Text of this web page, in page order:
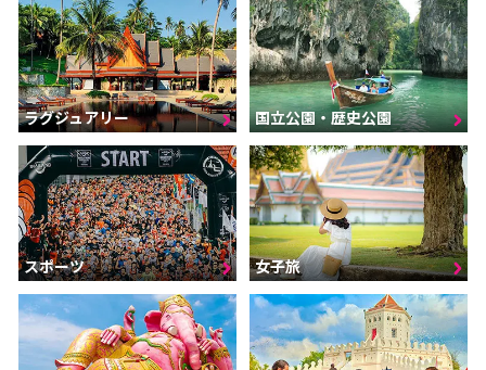
ラグジュアリー 国立公園・歴史公園
スポーツ 女子旅